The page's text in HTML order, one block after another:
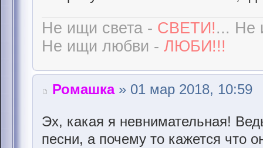
Не ищи света - СВЕТИ!... Не
Не ищи любви - ЛЮБИ!!!
Ромашка» 01 мар 2018, 10:59
Эх, какая я невнимательная!
песни, а почему то кажется что